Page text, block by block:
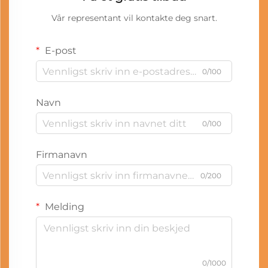
Vår representant vil kontakte deg snart.
E-post
0/100
Navn
0/100
Firmanavn
0/200
Melding
0/1000